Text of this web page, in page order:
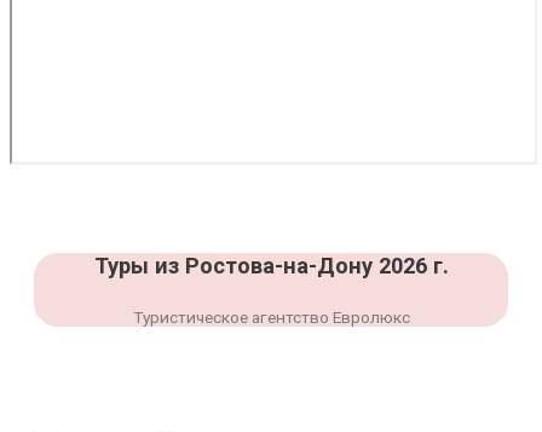
Туры из Ростова-на-Дону 2026 г.
Туристическое агентство Евролюкс